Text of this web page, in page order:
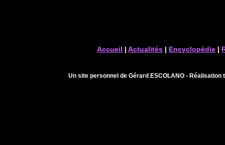
Accueil |Actualités | Encyclopédie |
Un site personnel de Gérard ESCOLANO -